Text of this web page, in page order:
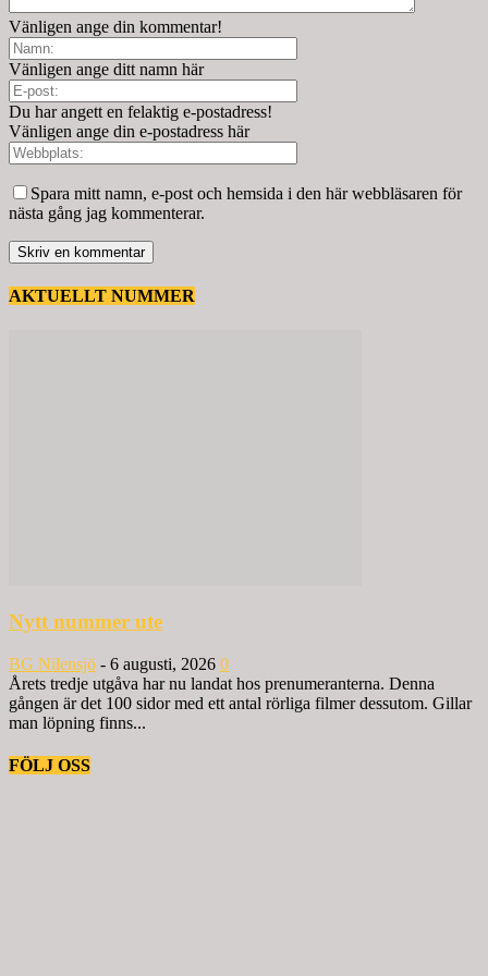
Vänligen ange din kommentar!
Vänligen ange ditt namn här
Du har angett en felaktig e-postadress!
Vänligen ange din e-postadress här
Spara mitt namn, e-post och hemsida i den här webbläsaren för
nästa gång jag kommenterar.
AKTUELLT NUMMER
Nytt nummer ute
BG Nilensjö - 6 augusti, 2026 0
Årets tredje utgåva har nu landat hos prenumeranterna. Denna
gången är det 100 sidor med ett antal rörliga filmer dessutom. Gillar
man löpning finns...
FÖLJ OSS